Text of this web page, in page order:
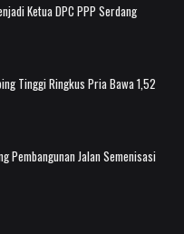
Ketua DPC PPP Serdang
Tinggi Ringkus Pria Bawa 1,52
Pembangunan Jalan Semenisasi